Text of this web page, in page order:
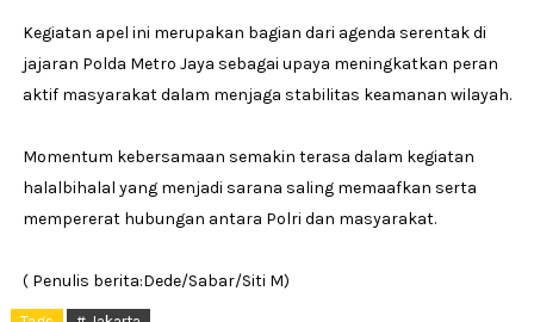
Kegiatan apel ini merupakan bagian dari agenda serentak di
jajaran Polda Metro Jaya sebagai upaya meningkatkan peran
aktif masyarakat dalam menjaga stabilitas keamanan wilayah.
Momentum kebersamaan semakin terasa dalam kegiatan
halalbihalal yang menjadi sarana saling memaafkan serta
mempererat hubungan antara Polri dan masyarakat.
( Penulis berita:Dede/Sabar/Siti M)